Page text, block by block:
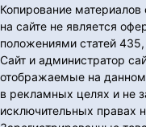
Копирование
на сайте не является
положениями статей
Сайт и администратор
отображаемые на данном
в рекламных целях и не
исключительных правах